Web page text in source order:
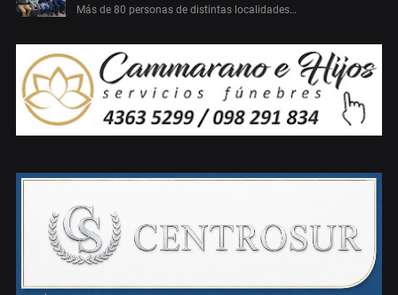
Más de 80 personas de distintas localidades…